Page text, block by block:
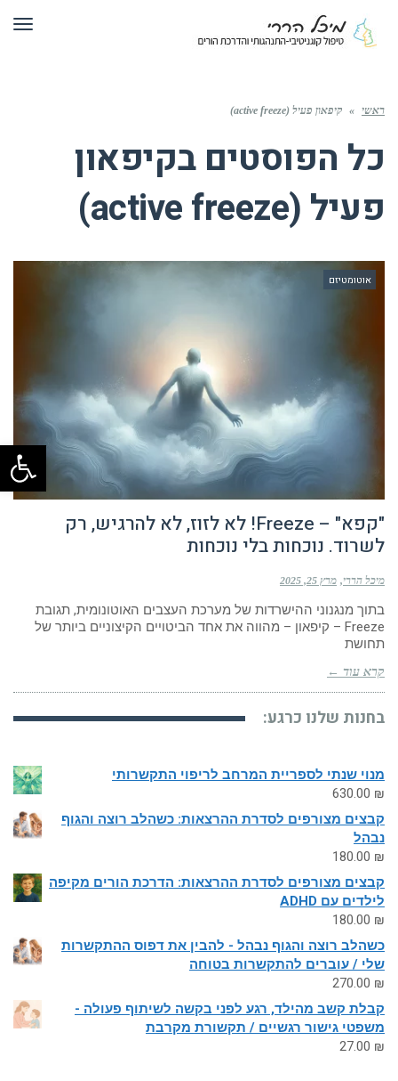
ראשי » קיפאון פעיל (active freeze)
כל הפוסטים בקיפאון
פעיל (active freeze)
אוטומטיזם
"קפא" – Freeze! לא לזוז, לא להרגיש, רק
לשרוד. נוכחות בלי נוכחות
מיכל הררי מרץ 25, 2025
בתוך מנגנוני ההישרדות של מערכת העצבים האוטונומית, תגובת
Freeze – קיפאון – מהווה את אחד הביטויים הקיצוניים ביותר של
תחושת
קרא עוד ←
בחנות שלנו כרגע:
מנוי שנתי לספריית המרחב לריפוי התקשרותי
630.00 ₪
קבצים מצורפים לסדרת ההרצאות: כשהלב רוצה והגוף
נבהל
180.00 ₪
קבצים מצורפים לסדרת ההרצאות: הדרכת הורים מקיפה
לילדים עם ADHD
180.00 ₪
כשהלב רוצה והגוף נבהל - להבין את דפוס ההתקשרות
שלי / עוברים להתקשרות בטוחה
270.00 ₪
קבלת קשב מהילד, רגע לפני בקשה לשיתוף פעולה -
משפטי גישור רגשיים / תקשורת מקרבת
27.00 ₪